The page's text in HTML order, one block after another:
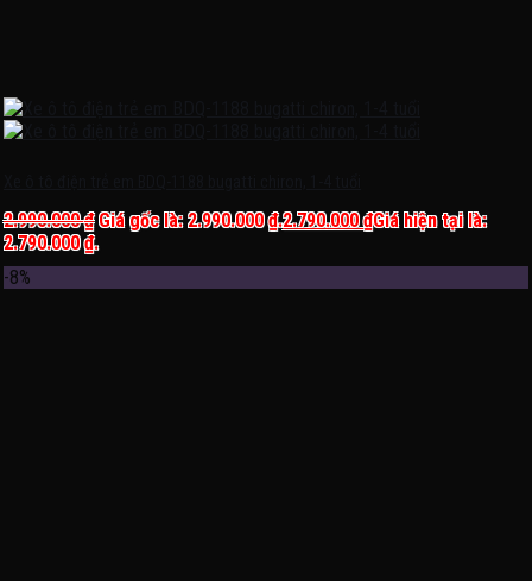
2.990.000₫ Giá gốc là: 2.990.000 ₫.2.790.000₫Giá hiện tại là:
2.790.000 ₫.
-8%